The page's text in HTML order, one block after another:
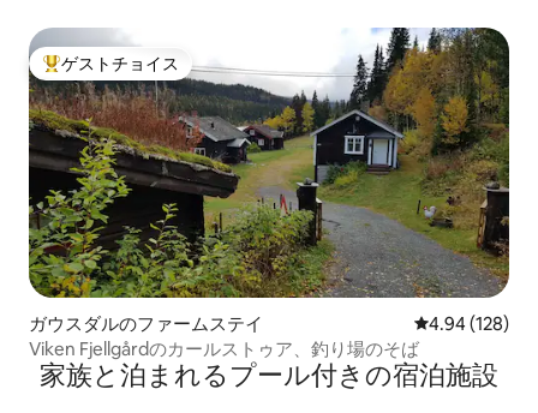
大好評のゲストチョイスです。
ゲストチョイス
ガウスダルのファームステイ レビュー128
4.94 (128)
Viken Fjellgårdのカールストゥア、釣り場のそば
家族と泊まれるプール付きの宿泊施設